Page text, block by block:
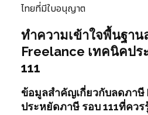
ไทยที่มีใบอนุญาต
ทำความเข้าใจพื้นฐา
Freelance เทคนิคปร
111
ข้อมูลสำคัญเกี่ยวกับลดภา
ประหยัดภาษี รอบ 111ที่ควร